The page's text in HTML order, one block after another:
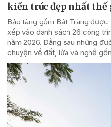
kiến trúc đẹp nhất thế
Bảo tàng gốm Bát Tràng
xếp vào danh sách 26 công
năm 2026. Đằng sau những
chuyện về đất, lửa và nghề